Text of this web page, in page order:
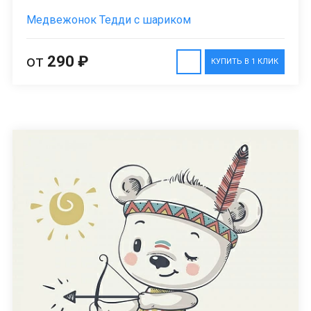
Медвежонок Тедди с шариком
КУПИТЬ В 1 КЛИК
от 290 ₽